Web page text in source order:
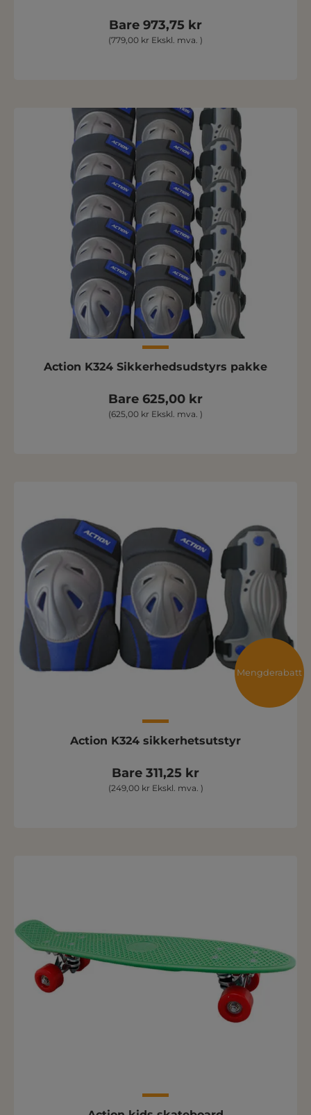
Bare 973,75 kr
(779,00 kr Ekskl. mva. )
Action K324 Sikkerhedsudstyrs pakke
Bare 625,00 kr
(625,00 kr Ekskl. mva. )
Mengderabatt
Action K324 sikkerhetsutstyr
Bare 311,25 kr
(249,00 kr Ekskl. mva. )